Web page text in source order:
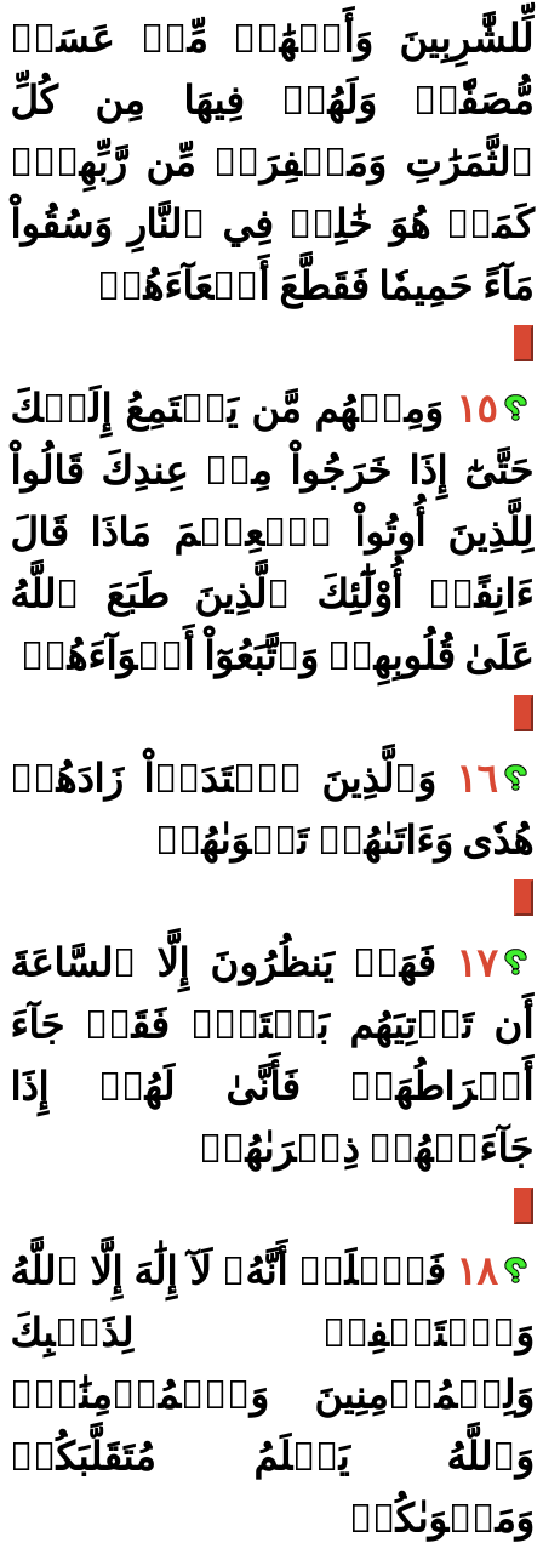
لِّلشَّٰرِبِينَ وَأَنۡهَٰرٞ مِّنۡ عَسَلٖ
مُّصَفّٗىۖ وَلَهُمۡ فِيهَا مِن كُلِّ
ٱلثَّمَرَٰتِ وَمَغۡفِرَةٞ مِّن رَّبِّهِمۡۖ
كَمَنۡ هُوَ خَٰلِدٞ فِي ٱلنَّارِ وَسُقُواْ
مَآءً حَمِيمٗا فَقَطَّعَ أَمۡعَآءَهُمۡ
١٥ وَمِنۡهُم مَّن يَسۡتَمِعُ إِلَيۡكَ
حَتَّىٰٓ إِذَا خَرَجُواْ مِنۡ عِندِكَ قَالُواْ
لِلَّذِينَ أُوتُواْ ٱلۡعِلۡمَ مَاذَا قَالَ
ءَانِفًاۚ أُوْلَٰٓئِكَ ٱلَّذِينَ طَبَعَ ٱللَّهُ
عَلَىٰ قُلُوبِهِمۡ وَٱتَّبَعُوٓاْ أَهۡوَآءَهُمۡ
١٦ وَٱلَّذِينَ ٱهۡتَدَوۡاْ زَادَهُمۡ
هُدٗى وَءَاتَىٰهُمۡ تَقۡوَىٰهُمۡ
١٧ فَهَلۡ يَنظُرُونَ إِلَّا ٱلسَّاعَةَ
أَن تَأۡتِيَهُم بَغۡتَةٗۖ فَقَدۡ جَآءَ
أَشۡرَاطُهَاۚ فَأَنَّىٰ لَهُمۡ إِذَا
جَآءَتۡهُمۡ ذِكۡرَىٰهُمۡ
١٨ فَٱعۡلَمۡ أَنَّهُۥ لَآ إِلَٰهَ إِلَّا ٱللَّهُ
وَٱسۡتَغۡفِرۡ لِذَنۢبِكَ
وَلِلۡمُؤۡمِنِينَ وَٱلۡمُؤۡمِنَٰتِۗ
وَٱللَّهُ يَعۡلَمُ مُتَقَلَّبَكُمۡ
وَمَثۡوَىٰكُمۡ